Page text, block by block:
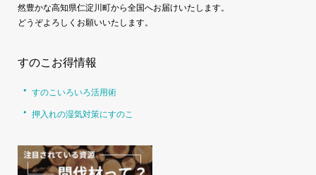
然豊かな高知県仁淀川町から全国へお届けいたします。
どうぞよろしくお願いいたします。
すのこお得情報
すのこいろいろ活用術
押入れの湿気対策にすのこ